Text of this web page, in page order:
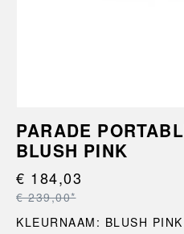
PARADE
BLUSH PINK
€ 184,03
€ 239,00*
KLEURNAAM: BLUSH PINK